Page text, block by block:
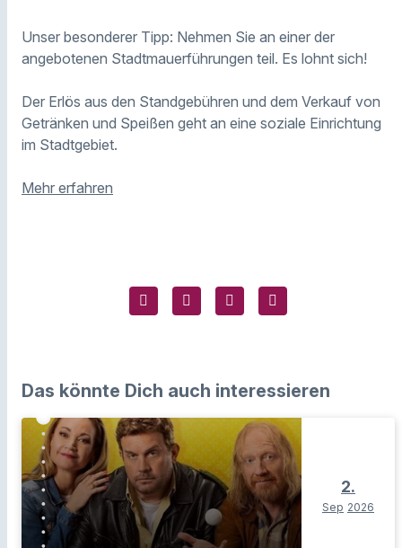
Unser besonderer Tipp: Nehmen Sie an einer der
angebotenen Stadtmauerführungen teil. Es lohnt sich!
Der Erlös aus den Standgebühren und dem Verkauf von
Getränken und Speißen geht an eine soziale Einrichtung
im Stadtgebiet.
Mehr erfahren
Das könnte Dich auch interessieren
2.
Sep 2026